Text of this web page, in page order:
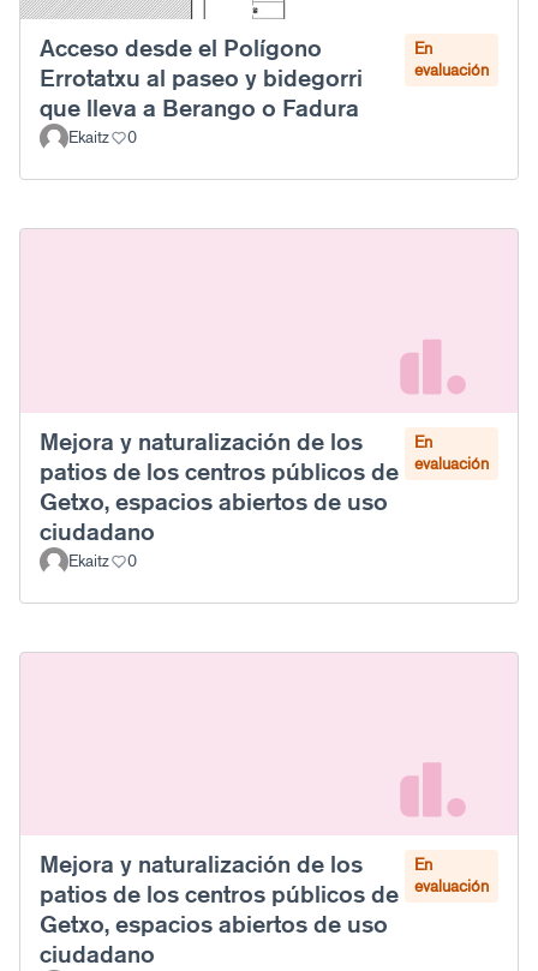
Acceso desde el Polígono
Errotatxu al paseo y bidegorri
que lleva a Berango o Fadura
En
evaluación
Ekaitz 0
Mejora y naturalización de los
patios de los centros públicos de
Getxo, espacios abiertos de uso
ciudadano
En
evaluación
Ekaitz 0
Mejora y naturalización de los
patios de los centros públicos de
Getxo, espacios abiertos de uso
ciudadano
En
evaluación